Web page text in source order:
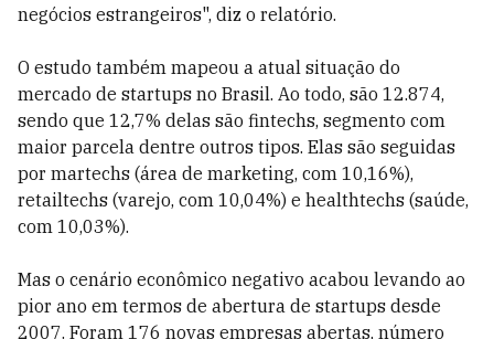
negócios estrangeiros", diz o relatório.
O estudo também mapeou a atual situação do
mercado de startups no Brasil. Ao todo, são 12.874,
sendo que 12,7% delas são fintechs, segmento com
maior parcela dentre outros tipos. Elas são seguidas
por martechs (área de marketing, com 10,16%),
retailtechs (varejo, com 10,04%) e healthtechs (saúde,
com 10,03%).
Mas o cenário econômico negativo acabou levando ao
pior ano em termos de abertura de startups desde
2007. Foram 176 novas empresas abertas, número